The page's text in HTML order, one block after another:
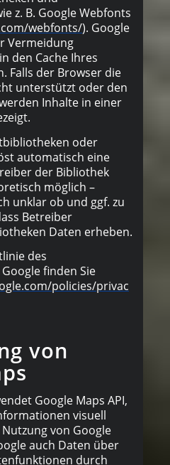
z. B. Google Webfonts
webfonts/). Google
Vermeidung
den Cache Ihres
Falls der Browser die
unterstützt oder den
Inhalte in einer
oder
automatisch eine
der Bibliothek
möglich –
unklar ob und ggf. zu
Betreiber
Daten erheben.
des
finden Sie
policies/privac
von
Google Maps API,
visuell
von Google
auch Daten über
durch